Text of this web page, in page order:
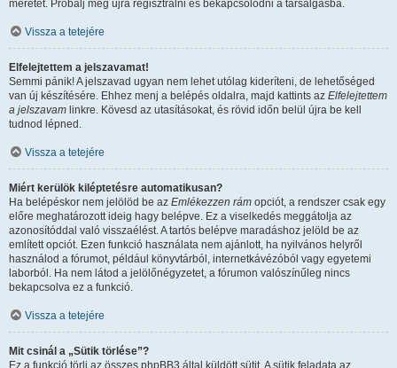
méretét. Próbálj meg újra regisztrálni és bekapcsolódni a társalgásba.
Vissza a tetejére
Elfelejtettem a jelszavamat!
Semmi pánik! A jelszavad ugyan nem lehet utólag kideríteni, de lehetőséged
van új készítésére. Ehhez menj a belépés oldalra, majd kattints az Elfelejtettem
a jelszavam linkre. Kövesd az utasításokat, és rövid időn belül újra be kell
tudnod lépned.
Vissza a tetejére
Miért kerülök kiléptetésre automatikusan?
Ha belépéskor nem jelölöd be az Emlékezzen rám opciót, a rendszer csak egy
előre meghatározott ideig hagy belépve. Ez a viselkedés meggátolja az
azonosítóddal való visszaélést. A tartós belépve maradáshoz jelöld be az
említett opciót. Ezen funkció használata nem ajánlott, ha nyilvános helyről
használod a fórumot, például könyvtárból, internetkávézóból vagy egyetemi
laborból. Ha nem látod a jelölőnégyzetet, a fórumon valószínűleg nincs
bekapcsolva ez a funkció.
Vissza a tetejére
Mit csinál a „Sütik törlése”?
Ez a funkció törli az összes phpBB3 által küldött sütit. A sütik feladata az